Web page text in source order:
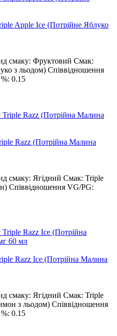
Apple Ice (Потрійне Яблуко
смаку: Фруктовий Смак:
з льодом) Співвідношення
0.15
Razz (Потрійна Малина
смаку: Ягідний Смак: Triple
Співвідношення VG/PG:
Razz Ice (Потрійна Малина
смаку: Ягідний Смак: Triple
з льодом) Співвідношення
0.15